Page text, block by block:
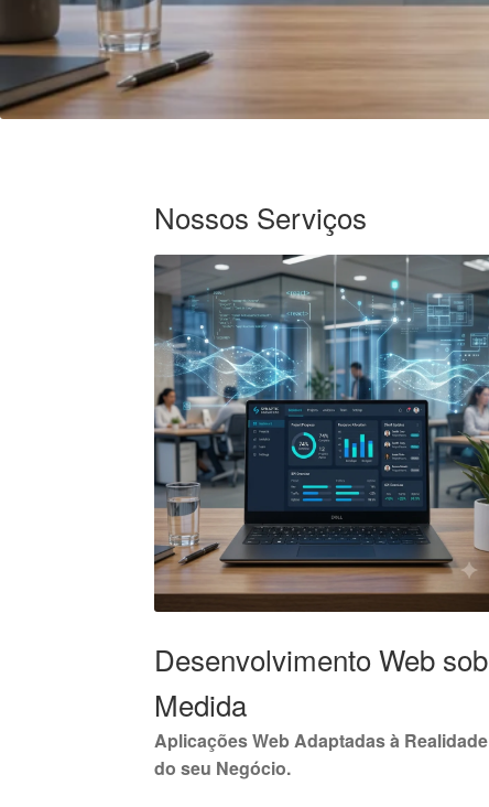
Nossos Serviços
Desenvolvimento Web sob
Medida
Aplicações Web Adaptadas à Realidade
do seu Negócio.